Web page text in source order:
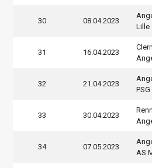
30 08.04.2023
Lille
31 16.04.2023
32 21.04.2023
PSG
33 30.04.2023
34 07.05.2023
AS